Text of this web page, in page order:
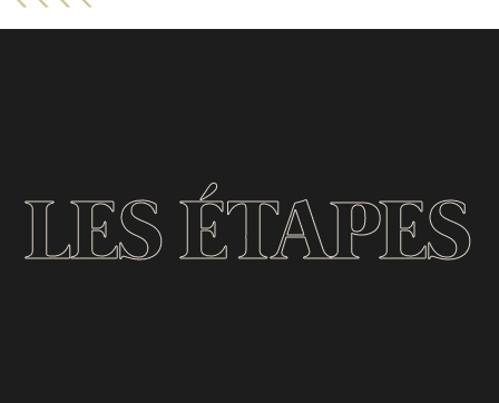
LES ÉTAPES